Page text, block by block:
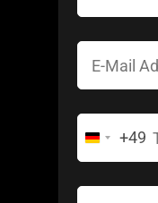
Germany
+49